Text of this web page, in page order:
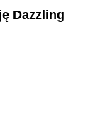
Dazzling